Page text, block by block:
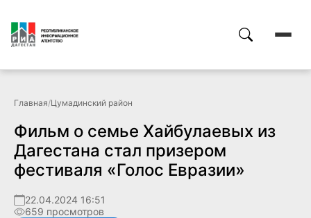
Главная/Цумадинский район
Фильм о семье Хайбулаевых из
Дагестана стал призером
фестиваля «Голос Евразии»
22.04.2024 16:51
659 просмотров